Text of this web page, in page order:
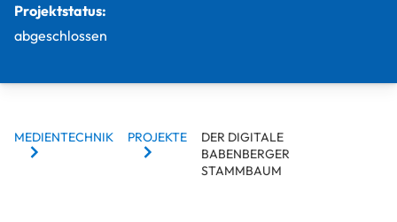
Projektstatus:
abgeschlossen
BREADCRUMBS
MEDIENTECHNIK PROJEKTE
DER DIGITALE
BABENBERGER
STAMMBAUM